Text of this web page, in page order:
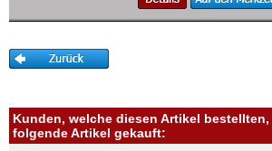
Turkmenistan
Vereinigte Arabische Emirate
Vietnam
Kunden, welche diesen Artikel
folgende Artikel gekauft: